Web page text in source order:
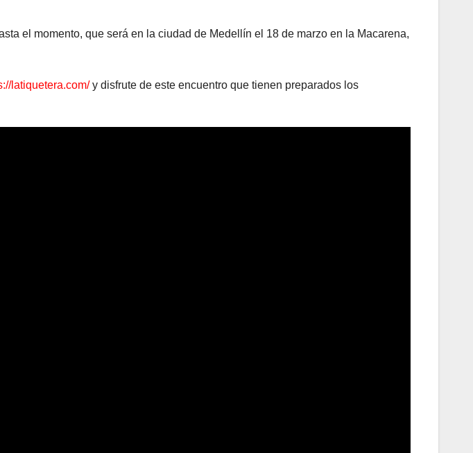
el momento, que será en la ciudad de Medellín el 18 de marzo en la Macarena,
latiquetera.com/ y disfrute de este encuentro que tienen preparados los